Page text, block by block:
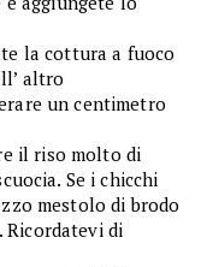
la cottura a fuoco
altro
un centimetro
il riso molto di
Se i chicchi
mestolo di brodo
di